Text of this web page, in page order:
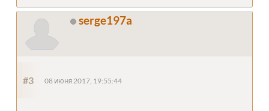
serge197a
#3 08 июня 2017, 19:55:44